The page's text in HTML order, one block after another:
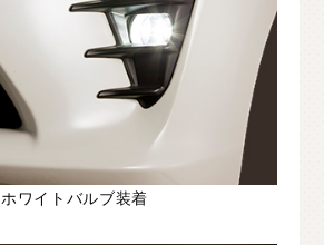
ホワイトバルブ装着